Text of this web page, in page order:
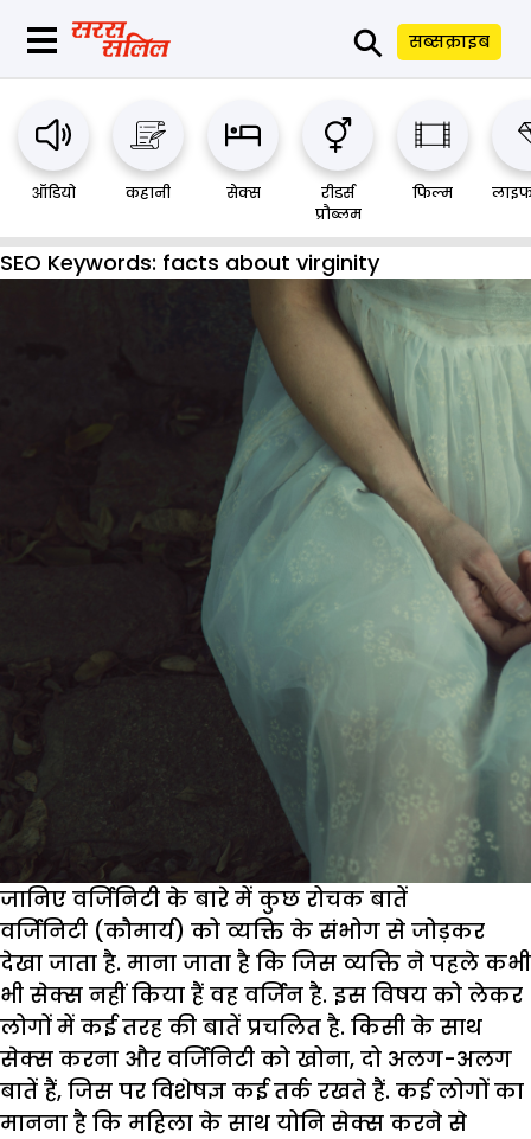
⚲ सब्सक्राइब
ऑडियो कहानी सेक्स
रीडर्स
प्रौब्लम
फिल्म
SEO Keywords: facts about virginity
जानिए वर्जिनिटी के बारे में कुछ रोचक बातें
वर्जिनिटी (कौमार्य) को व्यक्ति के संभोग से जोड़कर
देखा जाता है. माना जाता है कि जिस व्यक्ति ने पहले कभी
भी सेक्स नहीं किया हैं वह वर्जिन है. इस विषय को लेकर
लोगों में कई तरह की बातें प्रचलित है. किसी के साथ
सेक्स करना और वर्जिनिटी को खोना, दो अलग-अलग
बातें हैं, जिस पर विशेषज्ञ कई तर्क रखते हैं. कई लोगों का
मानना है कि महिला के साथ योनि सेक्स करने से